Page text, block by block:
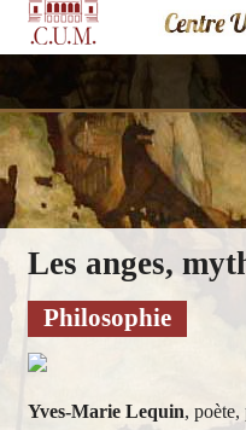
ACCUEIL
NOS
VIDÉOS
PHOTOS
Les anges,
Philosophie
Yves-Marie Lequin,